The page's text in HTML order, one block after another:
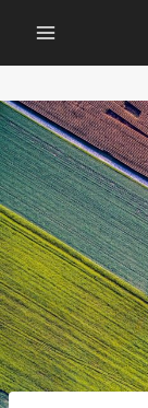
content